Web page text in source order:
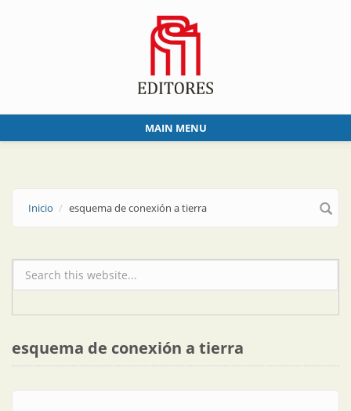
MAIN MENU
Inicio esquema de conexión a tierra
Formulario de búsqueda
esquema de conexión a tierra